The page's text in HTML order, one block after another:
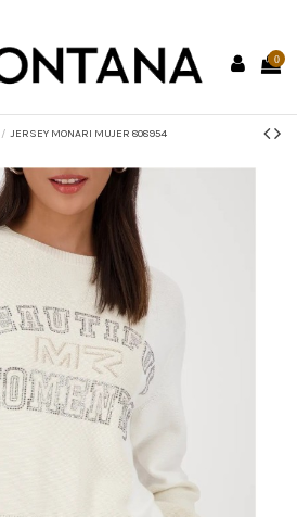
0
JERSEY MONARI MUJER 808954